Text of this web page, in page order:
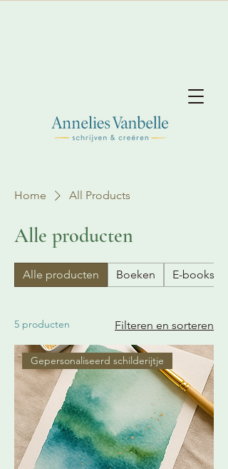
Home All Products
Alle producten
Alle producten Boeken E-books
5 producten Filteren en sorteren
Gepersonaliseerd schilderijtje